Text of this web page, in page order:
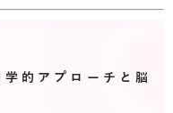
的アプローチと脳